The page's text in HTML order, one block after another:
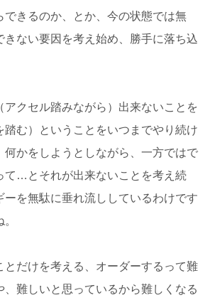
きるのか、とか、今の状態では無
きない要因を考え始め、勝手に落ち込
アクセル踏みながら）出来ないことを
踏む）ということをいつまでやり続け
何かをしようとしながら、一方ではで
て…とそれが出来ないことを考え続
ーを無駄に垂れ流ししているわけです
とだけを考える、オーダーするって難
、難しいと思っているから難しくなる